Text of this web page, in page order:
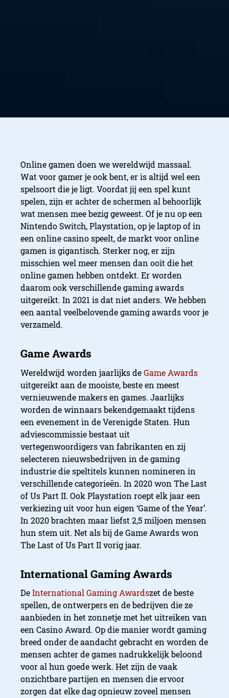
Online gamen doen we wereldwijd massaal.
Wat voor gamer je ook bent, er is altijd wel een
spelsoort die je ligt. Voordat jij een spel kunt
spelen, zijn er achter de schermen al behoorlijk
wat mensen mee bezig geweest. Of je nu op een
Nintendo Switch, Playstation, op je laptop of in
een online casino speelt, de markt voor online
gamen is gigantisch. Sterker nog, er zijn
misschien wel meer mensen dan ooit die het
online gamen hebben ontdekt. Er worden
daarom ook verschillende gaming awards
uitgereikt. In 2021 is dat niet anders. We hebben
een aantal veelbelovende gaming awards voor je
verzameld.
Wereldwijd worden jaarlijks deGame Awards
uitgereikt aan de mooiste, beste en meest
vernieuwende makers en games. Jaarlijks
worden de winnaars bekendgemaakt tijdens
een evenement in de Verenigde Staten. Hun
adviescommissie bestaat uit
vertegenwoordigers van fabrikanten en zij
selecteren nieuwsbedrijven in de gaming
industrie die speltitels kunnen nomineren in
verschillende categorieën. In 2020 won The Last
of Us Part II. Ook Playstation roept elk jaar een
verkiezing uit voor hun eigen ‘Game of the Year’.
In 2020 brachten maar liefst 2,5 miljoen mensen
hun stem uit. Net als bij de Game Awards won
The Last of Us Part II vorig jaar.
DeInternational Gaming Awardszet de beste
spellen, de ontwerpers en de bedrijven die ze
aanbieden in het zonnetje met het uitreiken van
een Casino Award. Op die manier wordt gaming
breed onder de aandacht gebracht en worden de
mensen achter de games nadrukkelijk beloond
voor al hun goede werk. Het zijn de vaak
onzichtbare partijen en mensen die ervoor
zorgen dat elke dag opnieuw zoveel mensen